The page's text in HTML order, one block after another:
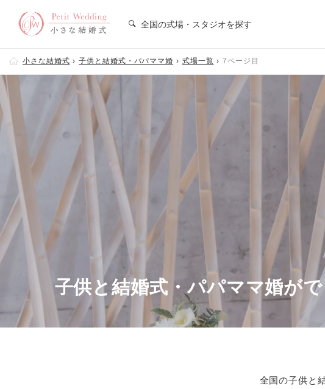
全国の式場・スタジオを探す
小さな結婚式 子供と結婚式・パパママ婚 式場一覧 7ページ目
子供と結婚式・パパママ婚が
全国の子供と